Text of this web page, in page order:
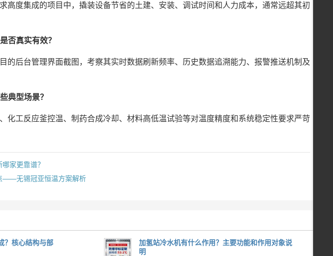
高度集成的项目中，撬装设备节省的土建、安装、调试时间和人力成本，通常远超其初
否真实有效？
的后台管理界面截图，考察其实时数据刷新频率、历史数据追溯能力、报警推送机制及
典型场景？
化工反应釜控温、制药合成冷却、材料高低温试验等对温度精度和系统稳定性要求严苛
家更靠谱？
——无锡冠亚恒温方案解析
？核心结构与部
加氢站冷水机有什么作用？主要功能和作用对象说
明